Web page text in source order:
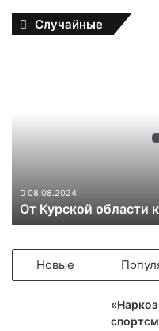
Случайные
б
08.08.2024
От Курской области
Новые